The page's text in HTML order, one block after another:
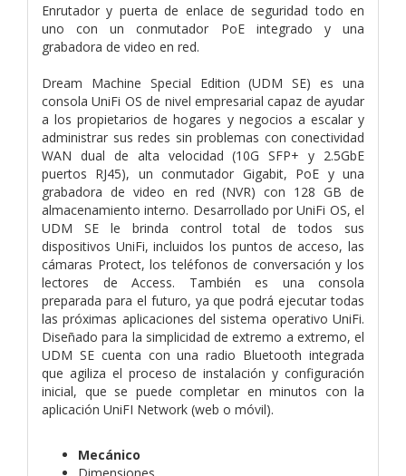
Enrutador y puerta de enlace de seguridad todo en
uno con un conmutador PoE integrado y una
grabadora de video en red.
Dream Machine Special Edition (UDM SE) es una
consola UniFi OS de nivel empresarial capaz de ayudar
a los propietarios de hogares y negocios a escalar y
administrar sus redes sin problemas con conectividad
WAN dual de alta velocidad (10G SFP+ y 2.5GbE
puertos RJ45), un conmutador Gigabit, PoE y una
grabadora de video en red (NVR) con 128 GB de
almacenamiento interno. Desarrollado por UniFi OS, el
UDM SE le brinda control total de todos sus
dispositivos UniFi, incluidos los puntos de acceso, las
cámaras Protect, los teléfonos de conversación y los
lectores de Access. También es una consola
preparada para el futuro, ya que podrá ejecutar todas
las próximas aplicaciones del sistema operativo UniFi.
Diseñado para la simplicidad de extremo a extremo, el
UDM SE cuenta con una radio Bluetooth integrada
que agiliza el proceso de instalación y configuración
inicial, que se puede completar en minutos con la
aplicación UniFI Network (web o móvil).
Mecánico
Dimensiones